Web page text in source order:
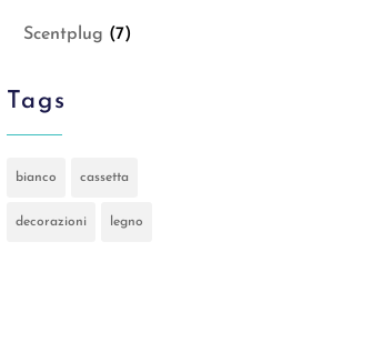
Scentplug (7)
Tags
bianco cassetta
decorazioni legno